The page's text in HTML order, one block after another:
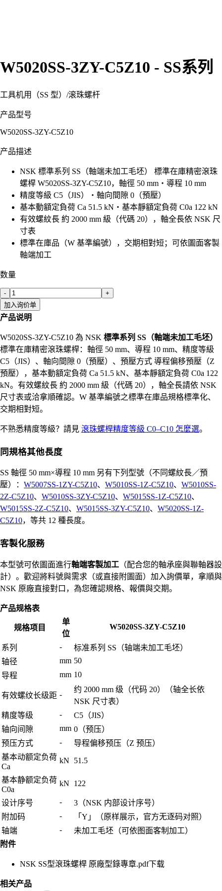
W5020SS-3ZY-C5Z10 - SS系列
工具机用（SS 型） /滚珠螺杆
产品型号
W5020SS-3ZY-C5Z10
产品描述
NSK 標準系列 SS（軸端未加工毛坯） 標準在庫精密滾珠
螺桿 W5020SS-3ZY-C5Z10，軸徑 50 mm・導程 10 mm
精度等級 C5（JIS）・軸向間隙 0（預壓）
基本動額定負荷 Ca 51.5 kN・基本靜額定負荷 C0a 122 kN
有效螺紋長 約 2000 mm 級（代碼 20），軸全長依 NSK 尺
寸表
標準在庫品（W 基準編號），交期相對短；可依圖面客製
軸端加工
数量
-
+
加入询价单
产品说明
W5020SS-3ZY-C5Z10 為 NSK 標準系列 SS（軸端未加工毛坯）
標準在庫精密滾珠螺桿：軸徑 50 mm、導程 10 mm、精度等級
C5（JIS）、軸向間隙 0（預壓）、預壓方式 導程偏移預壓（Z
預壓），基本動額定負荷 Ca 51.5 kN、基本靜額定負荷 C0a 122
kN。有效螺紋長 約 2000 mm 級（代碼 20），軸全長請依 NSK
尺寸表或洽拿順確認。W 基準編號之標準在庫品規格標準化、
交期相對短。
不熟悉精度等級？請見 滾珠螺桿精度等級 C0–C10 怎麼選。
同規格其他長度
SS 軸徑 50 mm×導程 10 mm 另有下列型號（不同螺紋長／預
壓）： W5007SS-1ZY-C5Z10、 W5010SS-1Z-C5Z10、 W5010SS-
2Z-C5Z10、 W5010SS-3ZY-C5Z10、 W5015SS-1Z-C5Z10、
W5015SS-2Z-C5Z10、 W5015SS-3ZY-C5Z10、 W5020SS-1Z-
C5Z10，等共 12 種長度。
客製化服務
本型號可依圖面進行軸端客製加工 （配合您的軸承座與聯軸器設
計）。歡迎將料號與需求（或直接附圖面）加入詢價單，拿順與
NSK 原廠直接對口，為您確認規格、報價與交期。
产品规格表
规格项目
单
位
W5020SS-3ZY-C5Z10
系列 -
标准系列 SS（轴端未加工毛坯）
轴径
mm 50
导程
mm 10
有效螺纹长级距 -
约 2000 mm 级（代码 20）（轴全长依
NSK 尺寸表）
精度等级
-
C5（JIS）
轴向间隙
mm 0（预压）
预压方式
-
导程偏移预压（Z 预压）
基本动额定负荷
Ca
kN 51.5
基本静额定负荷
C0a
kN 122
设计序号 -
3（NSK 内部设计序号）
附加码
-
「Y」（原样展示，官方无逐码对照）
轴端
-
未加工毛坯（可依图面客制加工）
附件
NSK SS型滾珠螺桿 原廠型錄專章.pdf下载
相关产品